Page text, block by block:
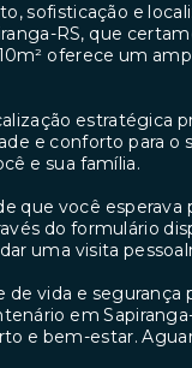
sofisticação e
RS, que
oferece um
estratégica
e conforto para o
e sua família.
que você
do formulário
uma visita
vida e segurança
em
e bem-estar.